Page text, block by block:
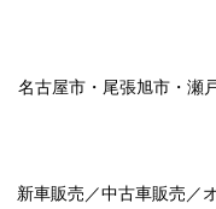
名古屋市 ・ 尾張旭市 ・ 瀬
新車販売／中古車販売／